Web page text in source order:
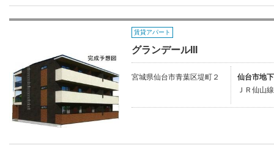
賃貸アパート
グランデールIII
宮城県仙台市青葉区堤町２
仙台市地
ＪＲ仙山